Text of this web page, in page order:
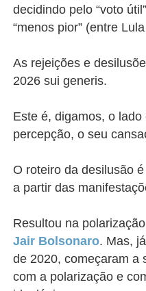
decidindo pelo “voto
“menos pior” (entre
As rejeições e
2026 sui generis.
Este é, digamos, o
percepção, o seu
O roteiro da desilusão
a partir das
Resultou na
Jair Bolsonaro. Mas,
de 2020, começaram a
com a polarização e